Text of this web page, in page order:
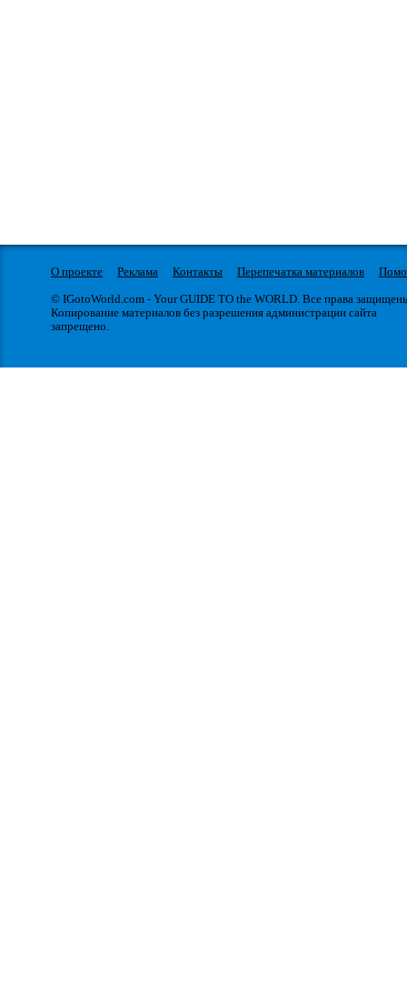
О проекте Реклама Контакты Перепечатка материалов
© IGotoWorld.com - Your GUIDE TO the WORLD. Все права
Копирование материалов без разрешения администрации сайта
запрещено.